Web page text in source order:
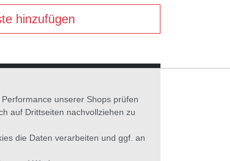
hinzufügen
unserer Shops prüfen
auf Drittseiten nachvollziehen zu
die Daten verarbeiten und ggf. an